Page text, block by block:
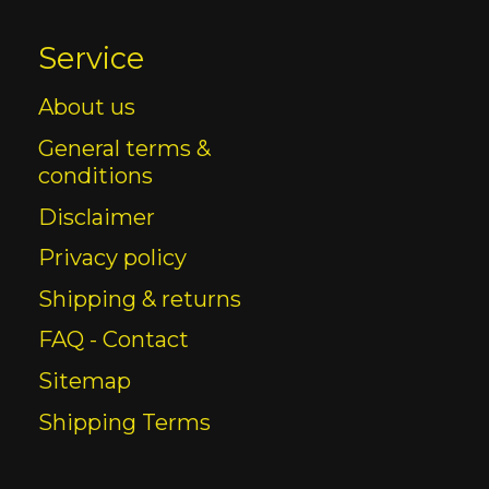
Service
About us
General terms &
conditions
Disclaimer
Privacy policy
Shipping & returns
FAQ - Contact
Sitemap
Shipping Terms